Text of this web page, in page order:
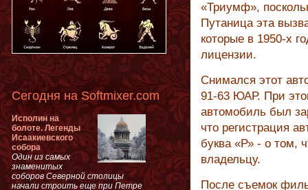
«Триумф»,
Путаница эта
которые в 1950-х
лицензии.
Снимался этот
91-63 ЮАР. При
автомобиль был
что регистрация
буква «Р» - о том,
владельцу.
После съемок
Сегодня на Softmixer.com
Исполин на
болоте. Легенды
Исаакиевского
собора
Один из самых
знаменитых
соборов Северной столицы
начали строить еще при Петре